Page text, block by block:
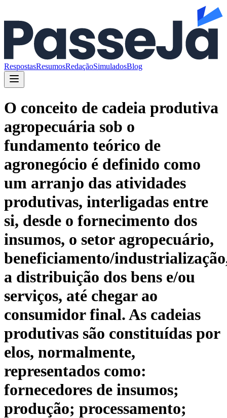
RespostasResumosRedaçãoSimuladosBlog
O conceito de cadeia produtiva
agropecuária sob o
fundamento teórico de
agronegócio é definido como
um arranjo das atividades
produtivas, interligadas entre
si, desde o fornecimento dos
insumos, o setor agropecuário,
beneficiamento/
a distribuição dos bens e/ou
serviços, até chegar ao
consumidor final. As cadeias
produtivas são constituídas por
elos, normalmente,
representados como:
fornecedores de insumos;
produção; processamento;